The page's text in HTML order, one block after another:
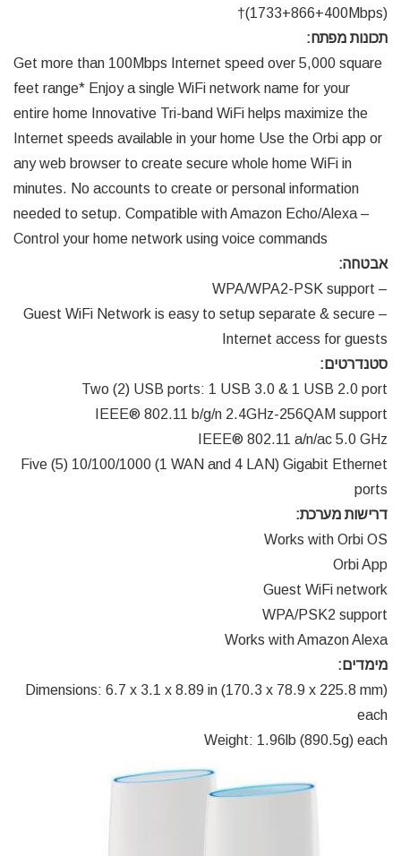
(1733+866+400Mbps)†
תכונות מפתח:
Get more than 100Mbps Internet speed over 5,000 square
feet range* Enjoy a single WiFi network name for your
entire home Innovative Tri-band WiFi helps maximize the
Internet speeds available in your home Use the Orbi app or
any web browser to create secure whole home WiFi in
minutes. No accounts to create or personal information
needed to setup. Compatible with Amazon Echo/Alexa –
Control your home network using voice commands
אבטחה:
– WPA/WPA2-PSK support
– Guest WiFi Network is easy to setup separate & secure
Internet access for guests
סטנדרטים:
Two (2) USB ports: 1 USB 3.0 & 1 USB 2.0 port
IEEE® 802.11 b/g/n 2.4GHz-256QAM support
IEEE® 802.11 a/n/ac 5.0 GHz
Five (5) 10/100/1000 (1 WAN and 4 LAN) Gigabit Ethernet
ports
דרישות מערכת:
Works with Orbi OS
Orbi App
Guest WiFi network
WPA/PSK2 support
Works with Amazon Alexa
מימדים:
Dimensions: 6.7 x 3.1 x 8.89 in (170.3 x 78.9 x 225.8 mm)
each
Weight: 1.96lb (890.5g) each